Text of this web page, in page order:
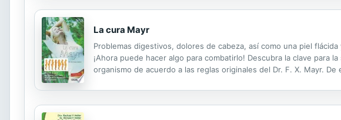
La cura Mayr
Problemas digestivos, dolores de cabeza, así como una piel
¡Ahora puede hacer algo para combatirlo! Descubra la clave para
organismo de acuerdo a las reglas originales del Dr. F. X. Mayr.